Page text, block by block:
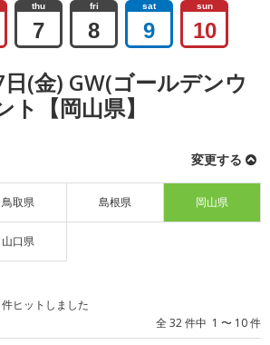
thu
7
fri
8
sat
9
sun
10
(金) GW(ゴールデンウ
ト【岡山県】
変更する
鳥取県 島根県 岡山県
山口県
件ヒットしました
全 32 件中 1 〜 10 件